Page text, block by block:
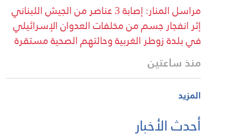
مراسل المنار: إصابة 3 عناصر من الجيش اللبناني
إثر انفجار جسم من مخلفات العدوان الإسرائيلي
في بلدة زوطر الغربية وحالتهم الصحية مستقرة
منذ ساعتين
المزيد
أحدث الأخبار